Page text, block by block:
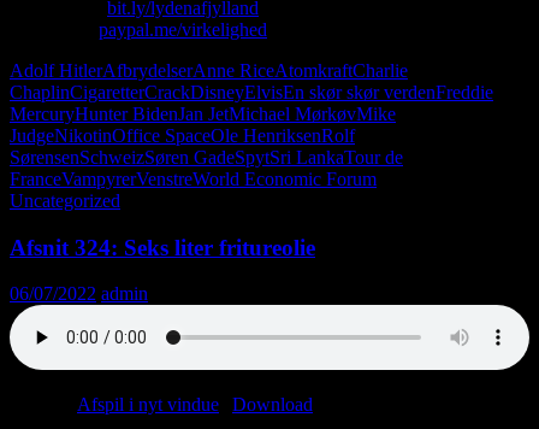
bit.ly/lydenafjylland
paypal.me/virkelighed
Adolf HitlerAfbrydelserAnne RiceAtomkraftCharlie
ChaplinCigaretterCrackDisneyElvisEn skør skør verdenFreddie
MercuryHunter BidenJan JetMichael MørkøvMike
JudgeNikotinOffice SpaceOle HenriksenRolf
SørensenSchweizSøren GadeSpytSri LankaTour de
FranceVampyrerVenstreWorld Economic Forum
Uncategorized
Afsnit 324: Seks liter fritureolie
06/07/2022 admin
Afspil i nyt vindue Download